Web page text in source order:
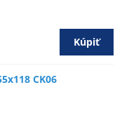
Kúpiť
CK06